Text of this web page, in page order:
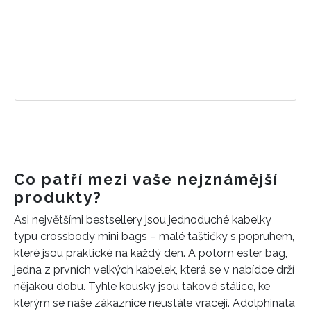
Co patří mezi vaše nejznámější
produkty?
Asi největšími bestsellery jsou jednoduché kabelky
typu crossbody mini bags – malé taštičky s popruhem,
které jsou praktické na každý den. A potom ester bag,
jedna z prvních velkých kabelek, která se v nabídce drží
nějakou dobu. Tyhle kousky jsou takové stálice, ke
kterým se naše zákaznice neustále vracejí. Adolphinata